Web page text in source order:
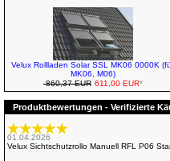
Velux Rollladen Solar SSL MK06 0000K
MK06, M06)
860,37 EUR 611,00 EUR*
Produktbewertungen - Verifizierte
01.04.2026
Velux Sichtschutzrollo Manuell RFL P06